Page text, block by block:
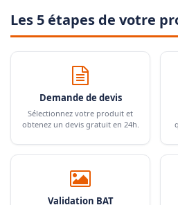
Les 5 étapes de votre
Demande de devis
Sélectionnez votre produit et
obtenez un devis gratuit en 24h.
Validation BAT